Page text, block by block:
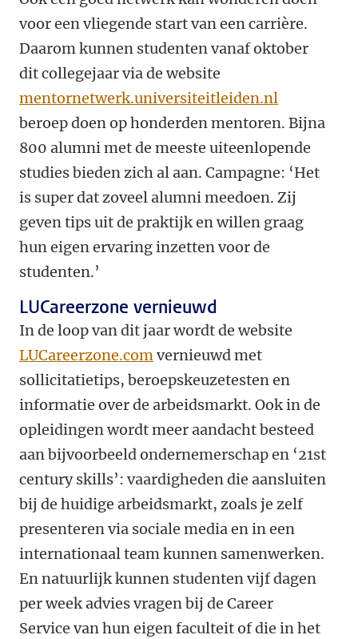
voor een vliegende start van een carrière.
Daarom kunnen studenten vanaf oktober
dit collegejaar via de website
mentornetwerk.universiteitleiden.nl
beroep doen op honderden mentoren. Bijna
800 alumni met de meeste uiteenlopende
studies bieden zich al aan. Campagne: ‘Het
is super dat zoveel alumni meedoen. Zij
geven tips uit de praktijk en willen graag
hun eigen ervaring inzetten voor de
studenten.’
LUCareerzone vernieuwd
In de loop van dit jaar wordt de website
LUCareerzone.comvernieuwd met
sollicitatietips, beroepskeuzetesten en
informatie over de arbeidsmarkt. Ook in de
opleidingen wordt meer aandacht besteed
aan bijvoorbeeld ondernemerschap en ‘21st
century skills’: vaardigheden die aansluiten
bij de huidige arbeidsmarkt, zoals je zelf
presenteren via sociale media en in een
internationaal team kunnen samenwerken.
En natuurlijk kunnen studenten vijf dagen
per week advies vragen bij de Career
Service van hun eigen faculteit of die in het